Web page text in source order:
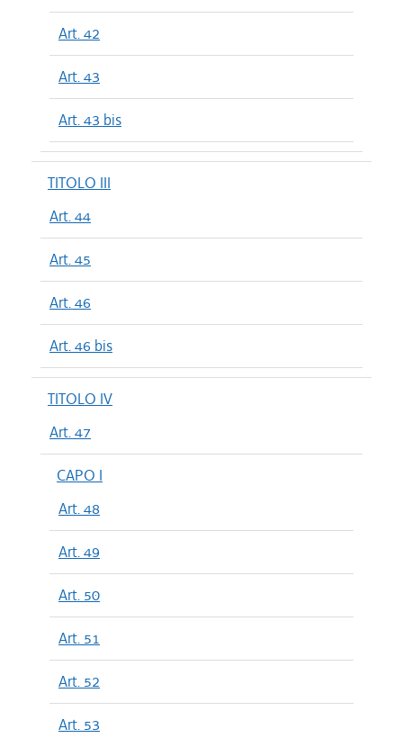
Art. 42
Art. 43
Art. 43 bis
TITOLO III
Art. 44
Art. 45
Art. 46
Art. 46 bis
TITOLO IV
Art. 47
CAPO I
Art. 48
Art. 49
Art. 50
Art. 51
Art. 52
Art. 53